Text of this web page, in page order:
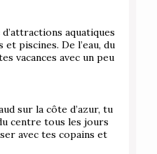
aquatiques
piscines. De l’eau, du
vacances avec un peu
sur la côte d’azur, tu
centre tous les jours
avec tes copains et